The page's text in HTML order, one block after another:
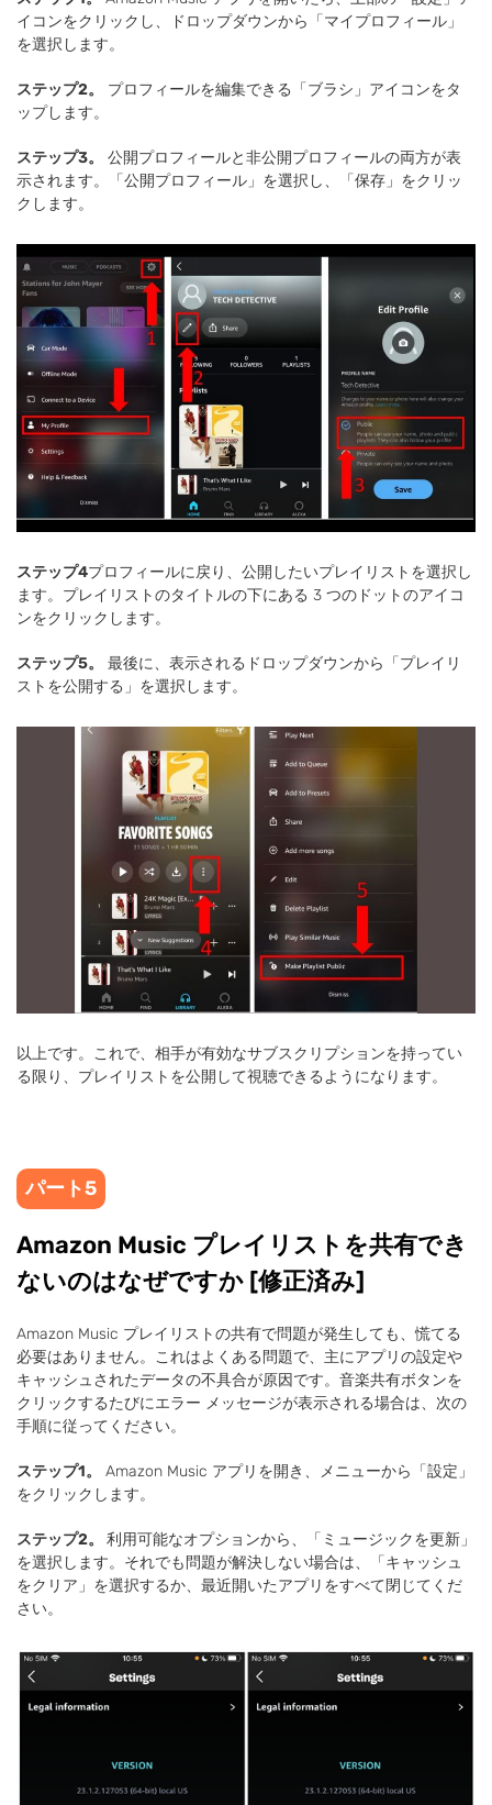
イコンをクリックし、ドロップダウンから「マイプロフィール」
を選択します。
ステップ2。
プロフィールを編集できる「ブラシ」アイコンをタ
ップします。
ステップ3。
公開プロフィールと非公開プロフィールの両方が表
示されます。「公開プロフィール」を選択し、「保存」をクリッ
クします。
ステップ4プロフィールに戻り、公開したいプレイリストを選択し
ます。プレイリストのタイトルの下にある 3 つのドットのアイコ
ンをクリックします。
ステップ5。
最後に、表示されるドロップダウンから「プレイリ
ストを公開する」を選択します。
以上です。これで、相手が有効なサブスクリプションを持ってい
る限り、プレイリストを公開して視聴できるようになります。
パート5
Amazon Music プレイリストを共有でき
ないのはなぜですか [修正済み]
Amazon Music プレイリストの共有で問題が発生しても、慌てる
必要はありません。これはよくある問題で、主にアプリの設定や
キャッシュされたデータの不具合が原因です。音楽共有ボタンを
クリックするたびにエラー メッセージが表示される場合は、次の
手順に従ってください。
ステップ1。
Amazon Music アプリを開き、メニューから「設定」
をクリックします。
ステップ2。 利用可能なオプションから、「ミュージックを更新」
を選択します。それでも問題が解決しない場合は、「キャッシュ
をクリア」を選択するか、最近開いたアプリをすべて閉じてくだ
さい。